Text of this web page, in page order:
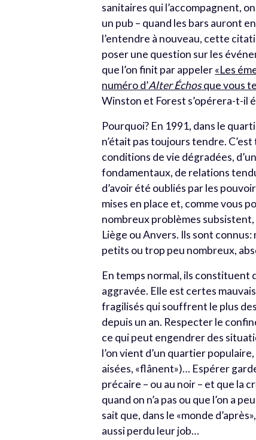
sanitaires qui l’accompagnent,
un pub – quand les bars auront
l’entendre à nouveau, cette
poser une question sur les
que l’on finit par appeler«Les
numéro d’Alter Échosque vous
Winston et Forest s’opérera-t-il
Pourquoi? En 1991, dans le
n’était pas toujours tendre.
conditions de vie dégradées,
fondamentaux, de relations
d’avoir été oubliés par les
mises en place et, comme vous
nombreux problèmes subsistent,
Liège ou Anvers. Ils sont
petits ou trop peu nombreux,
En temps normal, ils constituent
aggravée. Elle est certes
fragilisés qui souffrent le plus
depuis un an. Respecter le
ce qui peut engendrer des
l’on vient d’un quartier
aisées, «flânent»)… Espérer
précaire – ou au noir – et que la
quand on n’a pas ou que l’on a
sait que, dans le «monde
aussi perdu leur job…